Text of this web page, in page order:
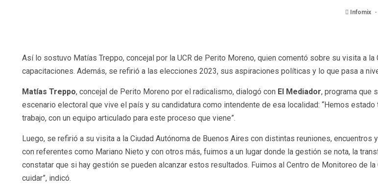
Infomix
Así lo sostuvo Matías Treppo, concejal por la UCR de Perito Moreno, quien comentó sobre su visita a
capacitaciones. Además, se refirió a las elecciones 2023, sus aspiraciones políticas y lo que pasa a
Matías Treppo, concejal de Perito Moreno por el radicalismo, dialogó con El Mediador, programa que
escenario electoral que vive el país y su candidatura como intendente de esa localidad: “Hemos
trabajo, con un equipo articulado para este proceso que viene”.
Luego, se refirió a su visita a la Ciudad Autónoma de Buenos Aires con distintas reuniones,
con referentes como Mariano Nieto y con otros más, fuimos a un lugar donde la gestión se nota, la
constatar que si hay gestión se pueden alcanzar estos resultados. Fuimos al Centro de Monitoreo de
cuidar”, indicó.